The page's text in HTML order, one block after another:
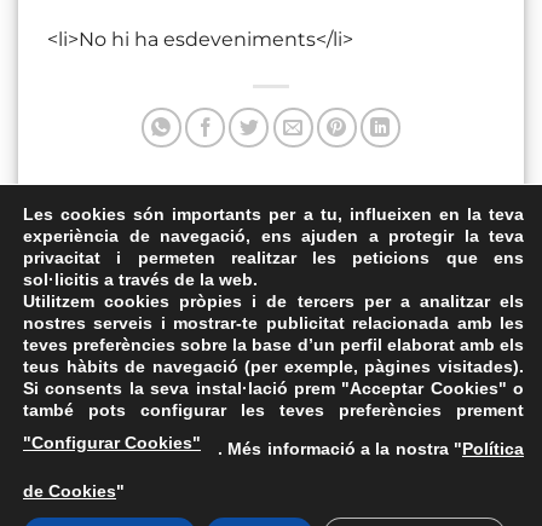
<li>No hi ha esdeveniments</li>
Aquesta entrada va ser publicada a . Marqui com a favorit
elEnllaç permanent.
Plaça de Lluís Companys Plaça de l’Ajuntament
FAQs
ASSEMBLEA NACIONAL CATALANA
Carrer de la Marina, 315, 08025 Barcelona · 93 347 17 14
Les cookies són importants per a tu, influeixen en la teva
experiència de navegació, ens ajuden a protegir la teva
privacitat i permeten realitzar les peticions que ens
sol·licitis a través de la web.
Utilitzem cookies pròpies i de tercers per a analitzar els
nostres serveis i mostrar-te publicitat relacionada amb les
teves preferències sobre la base d’un perfil elaborat amb els
teus hàbits de navegació (per exemple, pàgines visitades).
Si consents la seva instal·lació prem "Acceptar Cookies" o
també pots configurar les teves preferències prement
"Configurar Cookies"
. Més informació a la nostra "Política
de Cookies"